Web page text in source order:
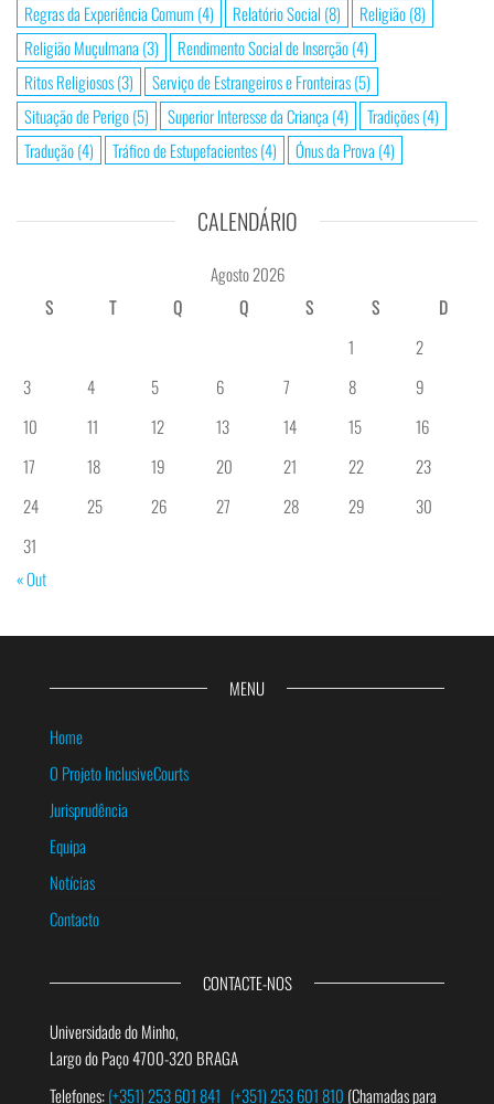
Regras da Experiência Comum (4) Relatório Social (8) Religião(8)
Religião Muçulmana (3) Rendimento Social de Inserção(4)
Ritos Religiosos(3) Serviço de Estrangeiros e Fronteiras(5)
Situação de Perigo(5) Superior Interesse da Criança (4) Tradições(4)
Tradução(4) Tráfico de Estupefacientes(4) Ónus da Prova (4)
CALENDÁRIO
Agosto 2026
S
T Q Q S S
D
1
2
3
4 5 6 7 8
9
10
11 12 13 14 15
16
17
18 19 20 21 22
23
24
25 26 27 28 29
30
31
« Out
MENU
Home
O Projeto InclusiveCourts
Jurisprudência
Equipa
Notícias
Contacto
CONTACTE-NOS
Universidade do Minho,
Largo do Paço 4700-320 BRAGA
Telefones:(+351) 253 601 841 (+351) 253 601 810 (Chamadas para